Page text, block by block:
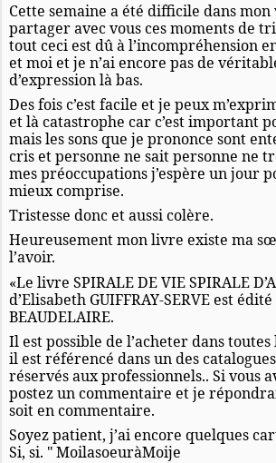
Cette semaine a été difficile dans
partager avec vous ces moments de
tout ceci est dû à l’incompréhension
et moi et je n’ai encore pas de
d’expression là bas.
Des fois c’est facile et je peux
et là catastrophe car c’est important
mais les sons que je prononce sont
cris et personne ne sait personne ne
mes préoccupations j’espère un jour
mieux comprise.
Tristesse donc et aussi colère.
Heureusement mon livre existe ma
l’avoir.
«Le livre SPIRALE DE VIE SPIRALE
d’Elisabeth GUIFFRAY-SERVE est
BEAUDELAIRE.
Il est possible de l’acheter dans
il est référencé dans un des
réservés aux professionnels.. Si vous
postez un commentaire et je
soit en commentaire.
Soyez patient, j’ai encore quelques
Si, si. "MoilasoeuràMoije